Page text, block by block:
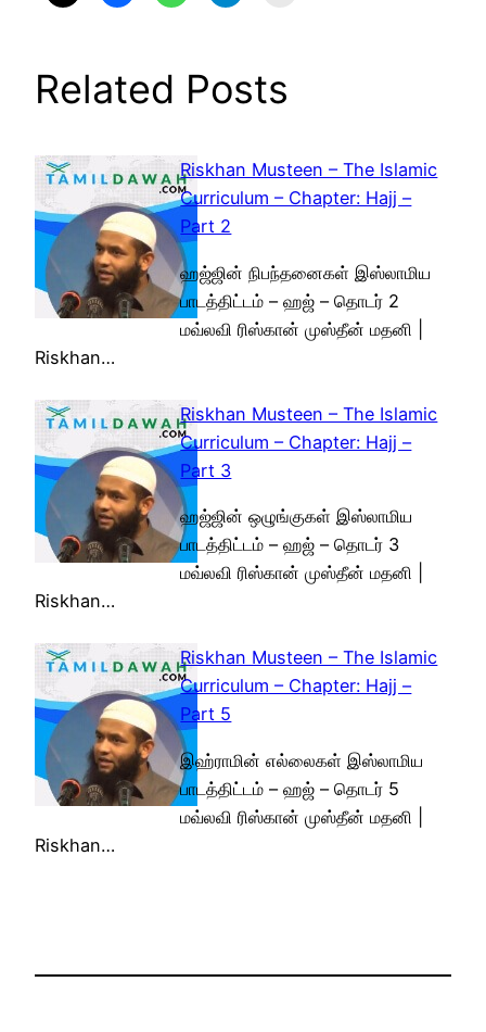
Related Posts
Riskhan Musteen – The Islamic
Curriculum – Chapter: Hajj –
Part 2
ஹஜ்ஜின் நிபந்தனைகள் இஸ்லாமிய
பாடத்திட்டம் – ஹஜ் – தொடர் 2
மவ்லவி ரிஸ்கான் முஸ்தீன் மதனி |
Riskhan…
Riskhan Musteen – The Islamic
Curriculum – Chapter: Hajj –
Part 3
ஹஜ்ஜின் ஒழுங்குகள் இஸ்லாமிய
பாடத்திட்டம் – ஹஜ் – தொடர் 3
மவ்லவி ரிஸ்கான் முஸ்தீன் மதனி |
Riskhan…
Riskhan Musteen – The Islamic
Curriculum – Chapter: Hajj –
Part 5
இஹ்ராமின் எல்லைகள் இஸ்லாமிய
பாடத்திட்டம் – ஹஜ் – தொடர் 5
மவ்லவி ரிஸ்கான் முஸ்தீன் மதனி |
Riskhan…